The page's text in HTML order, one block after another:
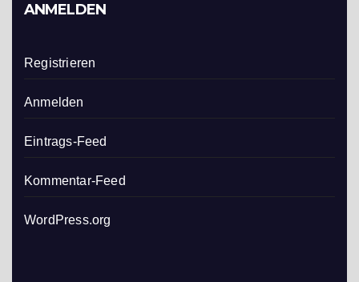
ANMELDEN
Registrieren
Anmelden
Eintrags-Feed
Kommentar-Feed
WordPress.org